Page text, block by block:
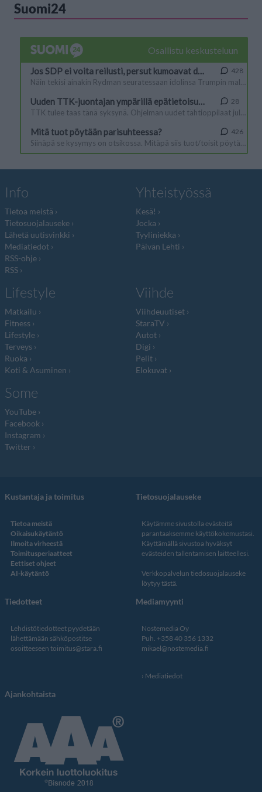
Suomi24
Info
Tietoa meistä
Tietosuojalauseke
Lähetä uutisvinkki
Mediatiedot
RSS-ohje
RSS
Yhteistyössä
Kesä!
Jocka
Tyyliniekka
Päivän Lehti
Lifestyle
Matkailu
Fitness
Lifestyle
Terveys
Ruoka
Koti & Asuminen
Viihde
Viihdeuutiset
StaraTV
Autot
Digi
Pelit
Elokuvat
Some
YouTube
Facebook
Instagram
Twitter
Kustantaja ja toimitus
Tietoa meistä
Oikaisukäytäntö
Ilmoita virheestä
Toimitusperiaatteet
Eettiset ohjeet
AI-käytäntö
Tietosuojalauseke
Käytämme sivustolla evästeitä
parantaaksemme käyttökokemustasi.
Käyttämällä sivustoa hyväksyt
evästeiden tallentamisen laitteellesi.
Verkkopalvelun tiedosuojalauseke
löytyy tästä.
Tiedotteet
Lehdistötiedotteet pyydetään
lähettämään sähköpostitse
osoitteeseen toimitus@stara.fi
Mediamyynti
Nostemedia Oy
Puh. +358 40 356 1332
mikael@nostemedia.fi
Mediatiedot
Ajankohtaista